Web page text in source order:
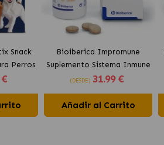
Snack
Perros
kg
Bioiberica Impromune
Suplemento Sistema Inmune
para Perros y Gatos
(DESDE) 31.99 €
Añadir al Carrito